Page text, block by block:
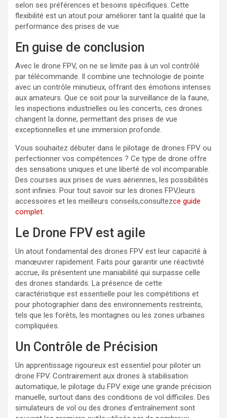
selon ses préférences et besoins spécifiques. Cette
flexibilité est un atout pour améliorer tant la qualité que la
performance des prises de vue.
En guise de conclusion
Avec le drone FPV, on ne se limite pas à un vol contrôlé
par télécommande. Il combine une technologie de pointe
avec un contrôle minutieux, offrant des émotions intenses
aux amateurs. Que ce soit pour la surveillance de la faune,
les inspections industrielles ou les concerts, ces drones
changent la donne, permettant des prises de vue
exceptionnelles et une immersion profonde.
Vous souhaitez débuter dans le pilotage de drones FPV ou
perfectionner vos compétences ? Ce type de drone offre
des sensations uniques et une liberté de vol incomparable.
Des courses aux prises de vues aériennes, les possibilités
sont infinies. Pour tout savoir sur les drones FPV,leurs
accessoires et les meilleurs conseils,consultezce guide
complet.
Le Drone FPV est agile
Un atout fondamental des drones FPV est leur capacité à
manœuvrer rapidement. Faits pour garantir une réactivité
accrue, ils présentent une maniabilité qui surpasse celle
des drones standards. La présence de cette
caractéristique est essentielle pour les compétitions et
pour photographier dans des environnements restreints,
tels que les forêts, les montagnes ou les zones urbaines
compliquées.
Un Contrôle de Précision
Un apprentissage rigoureux est essentiel pour piloter un
drone FPV. Contrairement aux drones à stabilisation
automatique, le pilotage du FPV exige une grande précision
manuelle, surtout dans des conditions de vol difficiles. Des
simulateurs de vol ou des drones d’entraînement sont